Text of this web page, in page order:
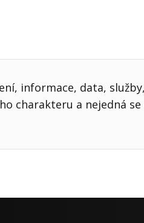
informace, data,
charakteru a nejedná